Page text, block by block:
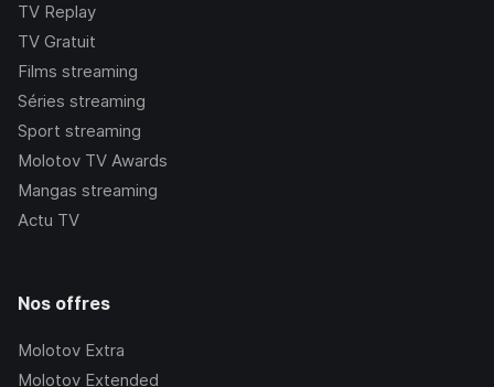
TV Replay
TV Gratuit
Films streaming
Séries streaming
Sport streaming
Molotov TV Awards
Mangas streaming
Actu TV
Nos offres
Molotov Extra
Molotov Extended